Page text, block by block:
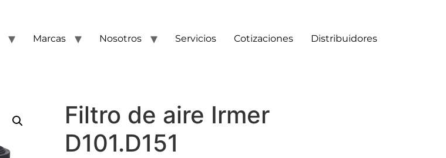
Marcas Nosotros Servicios Cotizaciones Distribuidores
Filtro de aire Irmer
D101.D151